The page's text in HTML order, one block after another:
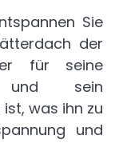
Sie
der
für seine
und sein
was ihn zu
und